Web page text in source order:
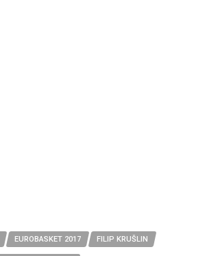
EUROBASKET 2017 FILIP KRUŠLIN